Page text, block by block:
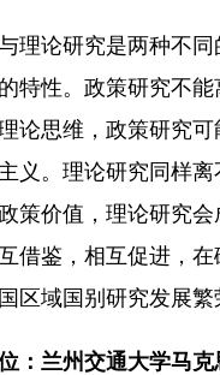
论研究是两种不同
特性。政策研究不能
论思维，政策研究可
义。理论研究同样离
策价值，理论研究会
借鉴，相互促进，在
区域国别研究发展繁
位：兰州交通大学马